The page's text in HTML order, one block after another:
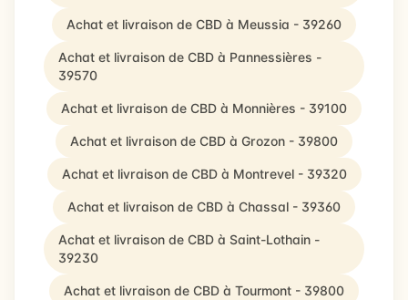
Achat et livraison de CBD à Meussia - 39260
Achat et livraison de CBD à Pannessières -
39570
Achat et livraison de CBD à Monnières - 39100
Achat et livraison de CBD à Grozon - 39800
Achat et livraison de CBD à Montrevel - 39320
Achat et livraison de CBD à Chassal - 39360
Achat et livraison de CBD à Saint-Lothain -
39230
Achat et livraison de CBD à Tourmont - 39800